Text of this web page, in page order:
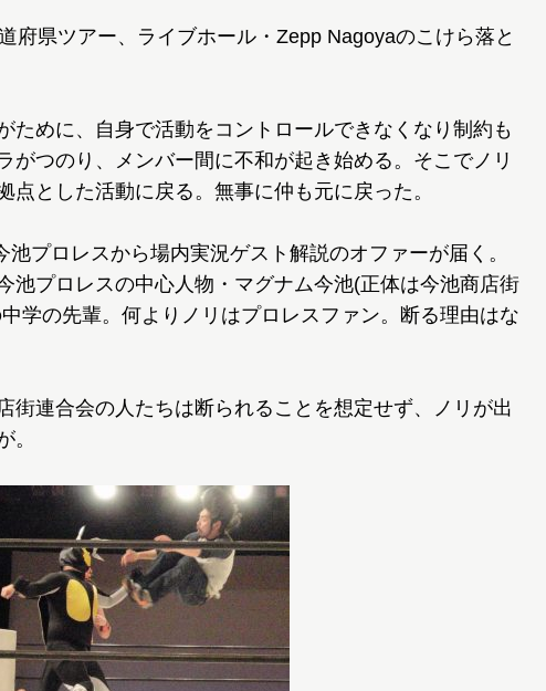
府県ツアー、ライブホール・Zepp Nagoyaのこけら落と
ために、自身で活動をコントロールできなくなり制約も
がつのり、メンバー間に不和が起き始める。そこでノリ
点とした活動に戻る。無事に仲も元に戻った。
プロレスから場内実況ゲスト解説のオファーが届く。
池プロレスの中心人物・マグナム今池(正体は今池商店街
学の先輩。何よりノリはプロレスファン。断る理由はな
連合会の人たちは断られることを想定せず、ノリが出
。